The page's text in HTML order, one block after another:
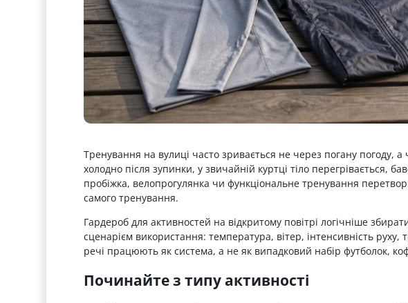
Тренування на вулиці часто зривається не через погану погоду,
холодно після зупинки, у звичайній куртці тіло перегрівається,
пробіжка, велопрогулянка чи функціональне тренування
самого тренування.
Гардероб для активностей на відкритому повітрі логічніше
сценарієм використання: температура, вітер, інтенсивність руху,
речі працюють як система, а не як випадковий набір футболок,
Починайте з типу активності